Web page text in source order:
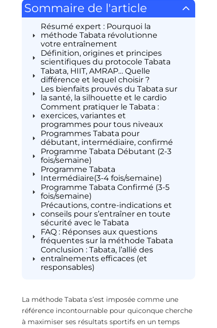
Sommaire de l'article 2
Résumé expert : Pourquoi la
méthode Tabata révolutionne
votre entraînement
Définition, origines et principes
scientifiques du protocole Tabata
Tabata, HIIT, AMRAP… Quelle
différence et lequel choisir ?
Les bienfaits prouvés du Tabata sur
la santé, la silhouette et le cardio
Comment pratiquer le Tabata :
exercices, variantes et
programmes pour tous niveaux
Programmes Tabata pour
débutant, intermédiaire, confirmé
Programme Tabata Débutant (2-3
fois/semaine)
Programme Tabata
Intermédiaire(3-4 fois/semaine)
Programme Tabata Confirmé (3-5
fois/semaine)
Précautions, contre-indications et
conseils pour s’entraîner en toute
sécurité avec le Tabata
FAQ : Réponses aux questions
fréquentes sur la méthode Tabata
Conclusion : Tabata, l’allié des
entraînements efficaces (et
responsables)
La méthode Tabata s’est imposée comme une
référence incontournable pour quiconque cherche
à maximiser ses résultats sportifs en un temps